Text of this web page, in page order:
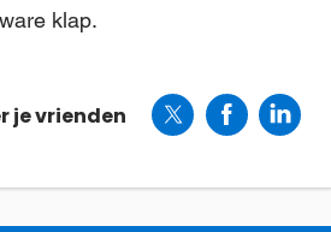
klap.
je vrienden